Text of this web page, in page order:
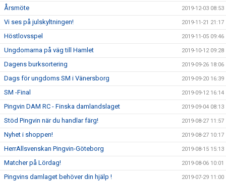
Årsmöte 2019-12-03 08:53
Vi ses på julskyltningen! 2019-11-21 21:17
Höstlovsspel 2019-11-05 09:46
Ungdomarna på väg till Hamlet 2019-10-12 09:28
Dagens burksortering 2019-09-26 18:06
Dags för ungdoms SM i Vänersborg 2019-09-20 16:39
SM -Final 2019-09-12 16:14
Pingvin DAM RC - Finska damlandslaget 2019-09-04 08:13
Stöd Pingvin när du handlar färg! 2019-08-27 11:57
Nyhet i shoppen! 2019-08-27 10:17
HerrAllsvenskan Pingvin-Göteborg 2019-08-15 15:13
Matcher på Lördag! 2019-08-06 10:01
Pingvins damlaget behöver din hjälp ! 2019-07-29 11:00